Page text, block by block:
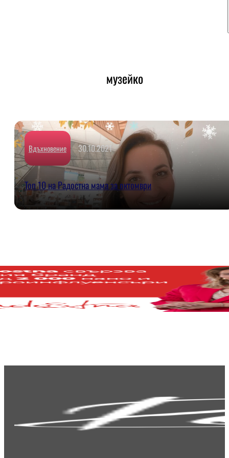
музейко
Вдъхновение 30.10.2021
Топ 10 на Радостна мама за октомври